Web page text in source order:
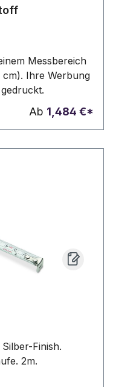
Messbereich
Ihre Werbung
Ab 1,484 €*
Finish.
2m.